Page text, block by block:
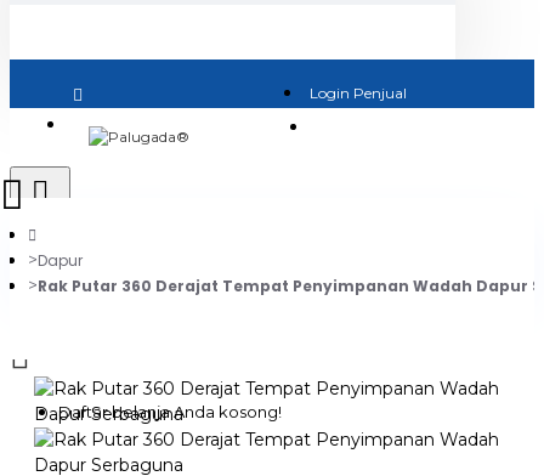
Login Penjual
Daftar belanja Anda kosong!
Dapur
Rak Putar 360 Derajat Tempat Penyimpanan Wadah Dapur